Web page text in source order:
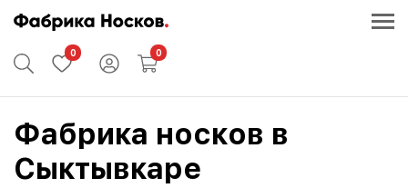
0 0
Фабрика носков в
Сыктывкаре